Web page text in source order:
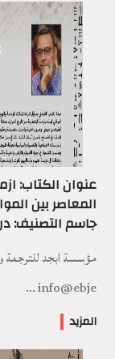
عنوان الكتاب:
المعاصر بين
جاسم التصنيف:
info@ebje ...
المزيد